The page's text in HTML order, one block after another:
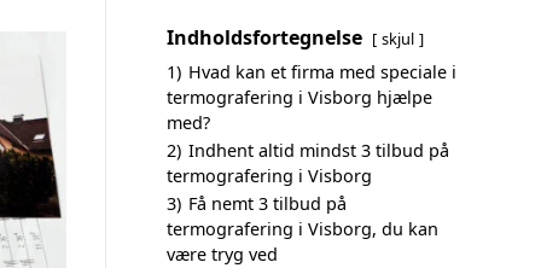
Indholdsfortegnelse skjul
1) Hvad kan et firma med speciale i
termografering i Visborg hjælpe
med?
2) Indhent altid mindst 3 tilbud på
termografering i Visborg
3) Få nemt 3 tilbud på
termografering i Visborg, du kan
være tryg ved